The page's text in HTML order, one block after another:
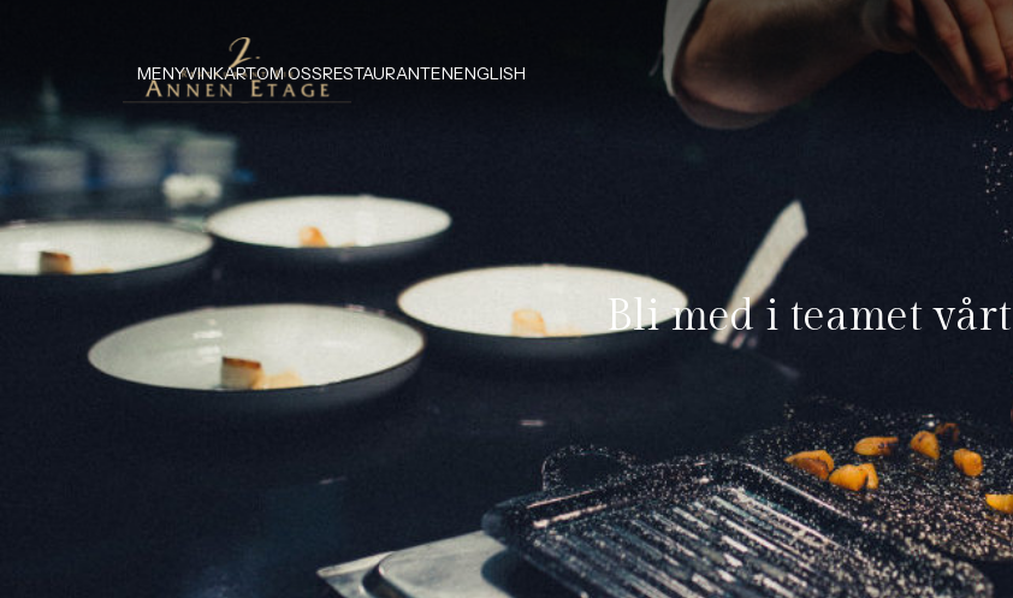
MENYVINKARTOM OSSRESTAURANTENENGLISH
Bli med i teamet vårt